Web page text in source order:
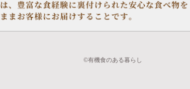
©有機食のある暮らし